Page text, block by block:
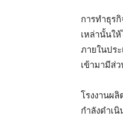
การทำธุร
เหล่านั้นใ
ภายในปร
เข้ามามีส่
โรงงานผ
กำลังดำเ